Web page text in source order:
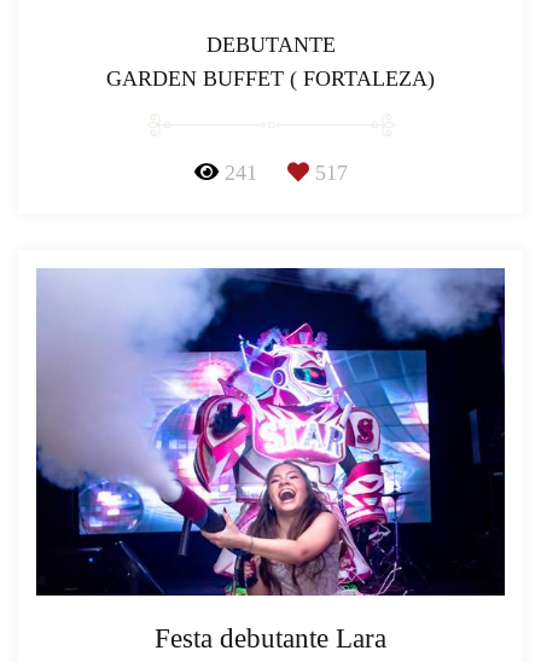
DEBUTANTE
GARDEN BUFFET ( FORTALEZA)
241 517
Festa debutante Lara